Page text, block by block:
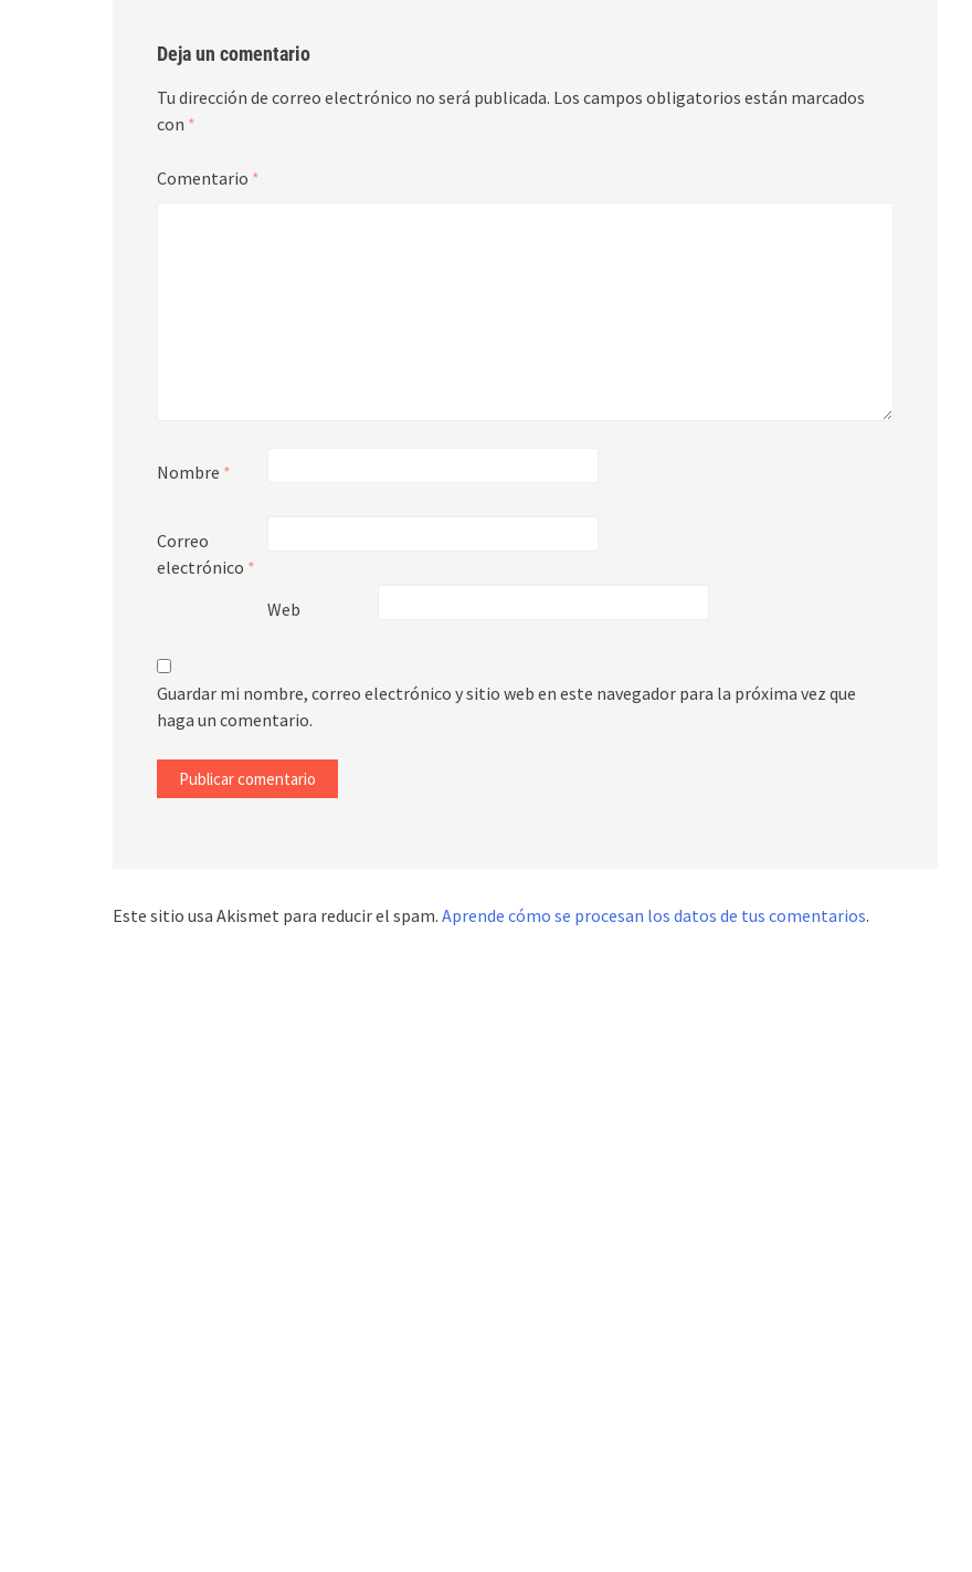
Deja un comentario
Tu dirección de correo electrónico no será publicada. Los campos obligatorios están marcados
con *
Comentario *
Nombre *
Correo
electrónico *
Web
Guardar mi nombre, correo electrónico y sitio web en este navegador para la próxima vez que
haga un comentario.
Este sitio usa Akismet para reducir el spam. Aprende cómo se procesan los datos de tus comentarios.